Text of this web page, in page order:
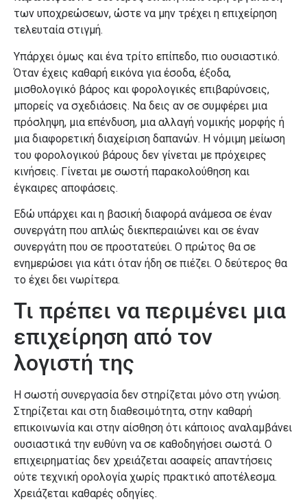
των υποχρεώσεων, ώστε να μην τρέχει η επιχείρηση
τελευταία στιγμή.
Υπάρχει όμως και ένα τρίτο επίπεδο, πιο ουσιαστικό.
Όταν έχεις καθαρή εικόνα για έσοδα, έξοδα,
μισθολογικό βάρος και φορολογικές επιβαρύνσεις,
μπορείς να σχεδιάσεις. Να δεις αν σε συμφέρει μια
πρόσληψη, μια επένδυση, μια αλλαγή νομικής μορφής ή
μια διαφορετική διαχείριση δαπανών. Η νόμιμη μείωση
του φορολογικού βάρους δεν γίνεται με πρόχειρες
κινήσεις. Γίνεται με σωστή παρακολούθηση και
έγκαιρες αποφάσεις.
Εδώ υπάρχει και η βασική διαφορά ανάμεσα σε έναν
συνεργάτη που απλώς διεκπεραιώνει και σε έναν
συνεργάτη που σε προστατεύει. Ο πρώτος θα σε
ενημερώσει για κάτι όταν ήδη σε πιέζει. Ο δεύτερος θα
το έχει δει νωρίτερα.
Τι πρέπει να περιμένει μια
επιχείρηση από τον
λογιστή της
Η σωστή συνεργασία δεν στηρίζεται μόνο στη γνώση.
Στηρίζεται και στη διαθεσιμότητα, στην καθαρή
επικοινωνία και στην αίσθηση ότι κάποιος αναλαμβάνει
ουσιαστικά την ευθύνη να σε καθοδηγήσει σωστά. Ο
επιχειρηματίας δεν χρειάζεται ασαφείς απαντήσεις
ούτε τεχνική ορολογία χωρίς πρακτικό αποτέλεσμα.
Χρειάζεται καθαρές οδηγίες.